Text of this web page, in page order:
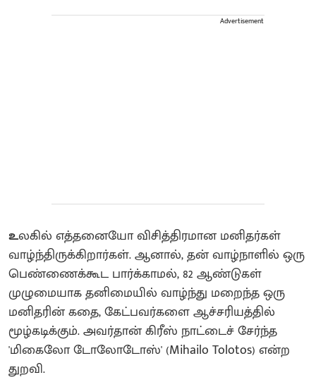
Advertisement
உலகில் எத்தனையோ விசித்திரமான மனிதர்கள்
வாழ்ந்திருக்கிறார்கள். ஆனால், தன் வாழ்நாளில் ஒரு
பெண்ணைக்கூட பார்க்காமல், 82 ஆண்டுகள்
முழுமையாக தனிமையில் வாழ்ந்து மறைந்த ஒரு
மனிதரின் கதை, கேட்பவர்களை ஆச்சரியத்தில்
மூழ்கடிக்கும். அவர்தான் கிரீஸ் நாட்டைச் சேர்ந்த
'மிகைலோ டோலோடோஸ்' (Mihailo Tolotos) என்ற
துறவி.